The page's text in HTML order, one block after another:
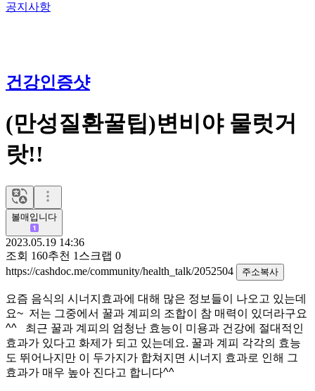
공지사항
건강인증샷
(만성질환꿀팁)변비야 물럿거
랏!!
볼매입니다
2023.05.19 14:36
조회 160추천 1 스크랩 0
https://cashdoc.me/community/health_talk/2052504
주소복사
요즘 음식의 시너지효과에 대해 많은 정보들이 나오고 있는데
요~ 저는 그중에서 꿀과 계피의 조합이 참 매력이 있더라구요
^^ 최근 꿀과 계피의 엄청난 효능이 미용과 건강에 절대적인
효과가 있다고 화제가 되고 있는데요. 꿀과 계피 각각의 효능
도 뛰어나지만 이 두가지가 합쳐지면 시너지 효과로 인해 그
효과가 매우 높아 진다고 합니다^^